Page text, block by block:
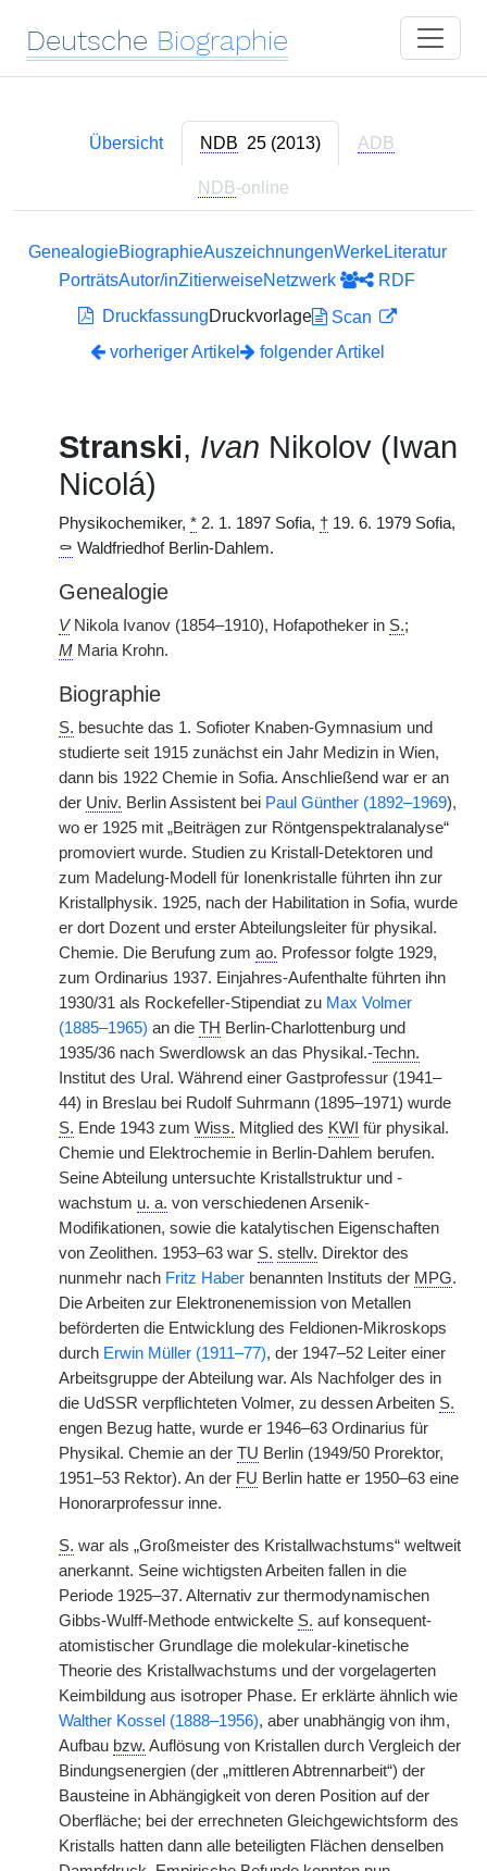
Deutsche Biographie
Übersicht NDB 25 (2013) ADB
NDB-online
GenealogieBiographieAuszeichnungenWerkeLiteratur
PorträtsAutor/inZitierweiseNetzwerk
RDF
DruckfassungDruckvorlage
Scan
vorheriger Artikel
folgender Artikel
Stranski, Ivan Nikolov (Iwan
Nicolá)
Physikochemiker, * 2. 1. 1897 Sofia, † 19. 6. 1979 Sofia,
⚰ Waldfriedhof Berlin-Dahlem.
Genealogie
VNikola Ivanov (1854–1910), Hofapotheker in S.;
M Maria Krohn.
Biographie
S. besuchte das 1. Sofioter Knaben-Gymnasium und
studierte seit 1915 zunächst ein Jahr Medizin in Wien,
dann bis 1922 Chemie in Sofia. Anschließend war er an
der Univ. Berlin Assistent bei Paul Günther (1892–1969),
wo er 1925 mit „Beiträgen zur Röntgenspektralanalyse“
promoviert wurde. Studien zu Kristall-Detektoren und
zum Madelung-Modell für Ionenkristalle führten ihn zur
Kristallphysik. 1925, nach der Habilitation in Sofia, wurde
er dort Dozent und erster Abteilungsleiter für physikal.
Chemie. Die Berufung zum ao. Professor folgte 1929,
zum Ordinarius 1937. Einjahres-Aufenthalte führten ihn
1930/31 als Rockefeller-Stipendiat zu Max Volmer
(1885–1965) an die TH Berlin-Charlottenburg und
1935/36 nach Swerdlowsk an das Physikal.-Techn.
Institut des Ural. Während einer Gastprofessur (1941–
44) in Breslau bei Rudolf Suhrmann (1895–1971) wurde
S. Ende 1943 zum Wiss. Mitglied des KWI für physikal.
Chemie und Elektrochemie in Berlin-Dahlem berufen.
Seine Abteilung untersuchte Kristallstruktur und -
wachstum u. a. von verschiedenen Arsenik-
Modifikationen, sowie die katalytischen Eigenschaften
von Zeolithen. 1953–63 war S. stellv. Direktor des
nunmehr nach Fritz Haber benannten Instituts der MPG.
Die Arbeiten zur Elektronenemission von Metallen
beförderten die Entwicklung des Feldionen-Mikroskops
durch Erwin Müller (1911–77), der 1947–52 Leiter einer
Arbeitsgruppe der Abteilung war. Als Nachfolger des in
die UdSSR verpflichteten Volmer, zu dessen Arbeiten S.
engen Bezug hatte, wurde er 1946–63 Ordinarius für
Physikal. Chemie an der TU Berlin (1949/50 Prorektor,
1951–53 Rektor). An der FU Berlin hatte er 1950–63 eine
Honorarprofessur inne.
S. war als „Großmeister des Kristallwachstums“ weltweit
anerkannt. Seine wichtigsten Arbeiten fallen in die
Periode 1925–37. Alternativ zur thermodynamischen
Gibbs-Wulff-Methode entwickelte S. auf konsequent-
atomistischer Grundlage die molekular-kinetische
Theorie des Kristallwachstums und der vorgelagerten
Keimbildung aus isotroper Phase. Er erklärte ähnlich wie
Walther Kossel (1888–1956), aber unabhängig von ihm,
Aufbau bzw. Auflösung von Kristallen durch Vergleich der
Bindungsenergien (der „mittleren Abtrennarbeit“) der
Bausteine in Abhängigkeit von deren Position auf der
Oberfläche; bei der errechneten Gleichgewichtsform des
Kristalls hatten dann alle beteiligten Flächen denselben